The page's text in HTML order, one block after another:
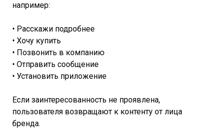
например:
• Расскажи подробнее
• Хочу купить
• Позвонить в компанию
• Отправить сообщение
• Установить приложение
Если заинтересованность не проявлена,
пользователя возвращают к контенту от лица
бренда.